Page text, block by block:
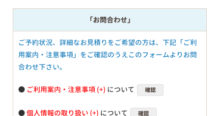
「お問合わせ」
ご予約状況、詳細なお見積りをご希望の方は、下記「ご利
用案内・注意事項」をご確認のうえこのフォームよりお問
合わせ下さい。
● ご利用案内・注意事項 について 確認
●個人情報の取り扱い について 確認